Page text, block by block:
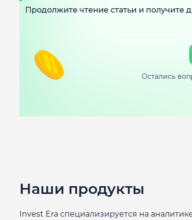
Продолжите чтение статьи и получите
Остались
Наши продукты
Invest Era специализируется на